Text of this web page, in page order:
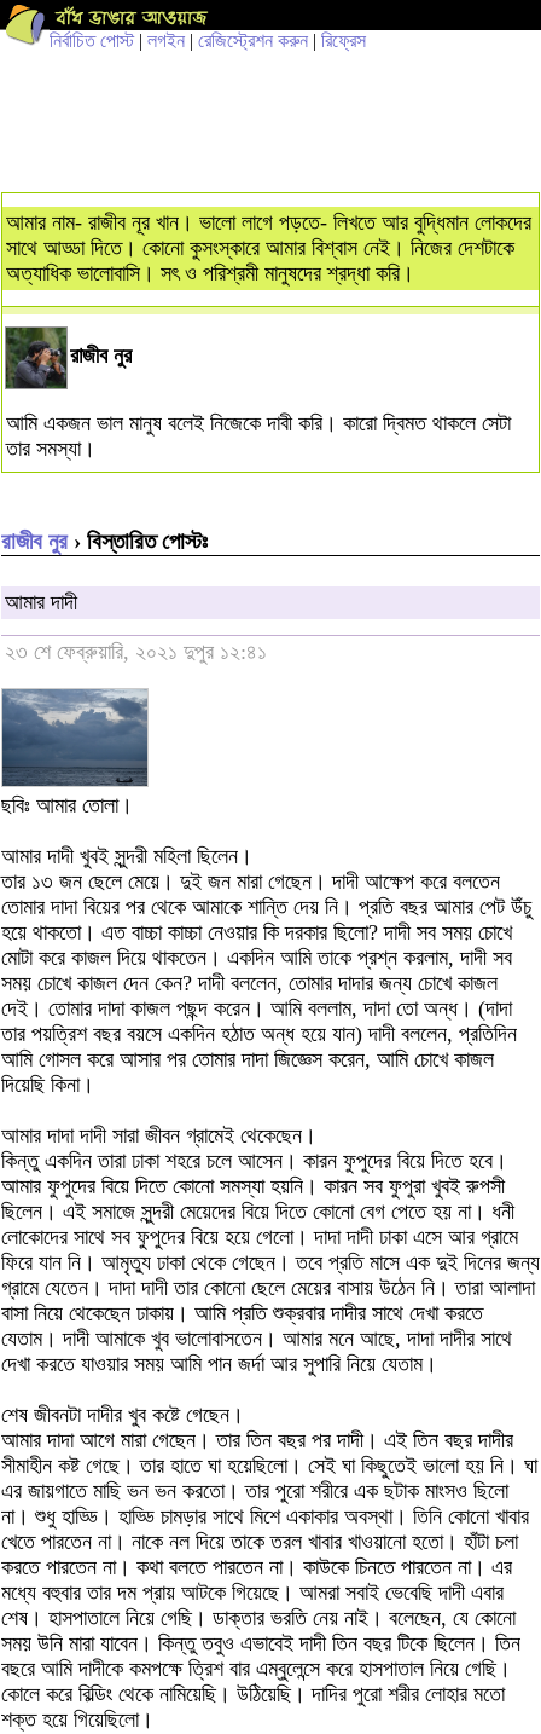
নির্বাচিত পোস্ট| লগইন | রেজিস্ট্রেশন করুন | রিফ্রেস
আমার নাম- রাজীব নূর খান। ভালো লাগে পড়তে- লিখতে আর বুদ্ধিমান লোকদের
সাথে আড্ডা দিতে। কোনো কুসংস্কারে আমার বিশ্বাস নেই। নিজের দেশটাকে
অত্যাধিক ভালোবাসি। সৎ ও পরিশ্রমী মানুষদের শ্রদ্ধা করি।
রাজীব নুর
আমি একজন ভাল মানুষ বলেই নিজেকে দাবী করি। কারো দ্বিমত থাকলে সেটা
তার সমস্যা।
রাজীব নুর› বিস্তারিত পোস্টঃ
আমার দাদী
২৩ শে ফেব্রুয়ারি, ২০২১ দুপুর ১২:৪১
ছবিঃ আমার তোলা।
আমার দাদী খুবই সুন্দরী মহিলা ছিলেন।
তার ১৩ জন ছেলে মেয়ে। দুই জন মারা গেছেন। দাদী আক্ষেপ করে বলতেন
তোমার দাদা বিয়ের পর থেকে আমাকে শান্তি দেয় নি। প্রতি বছর আমার পেট উঁচু
হয়ে থাকতো। এত বাচ্চা কাচ্চা নেওয়ার কি দরকার ছিলো? দাদী সব সময় চোখে
মোটা করে কাজল দিয়ে থাকতেন। একদিন আমি তাকে প্রশ্ন করলাম, দাদী সব
সময় চোখে কাজল দেন কেন? দাদী বললেন, তোমার দাদার জন্য চোখে কাজল
দেই। তোমার দাদা কাজল পছন্দ করেন। আমি বললাম, দাদা তো অন্ধ। (দাদা
তার পয়ত্রিশ বছর বয়সে একদিন হঠাত অন্ধ হয়ে যান) দাদী বললেন, প্রতিদিন
আমি গোসল করে আসার পর তোমার দাদা জিজ্ঞেস করেন, আমি চোখে কাজল
দিয়েছি কিনা।
আমার দাদা দাদী সারা জীবন গ্রামেই থেকেছেন।
কিন্তু একদিন তারা ঢাকা শহরে চলে আসেন। কারন ফুপুদের বিয়ে দিতে হবে।
আমার ফুপুদের বিয়ে দিতে কোনো সমস্যা হয়নি। কারন সব ফুপুরা খুবই রুপসী
ছিলেন। এই সমাজে সুন্দরী মেয়েদের বিয়ে দিতে কোনো বেগ পেতে হয় না। ধনী
লোকোদের সাথে সব ফুপুদের বিয়ে হয়ে গেলো। দাদা দাদী ঢাকা এসে আর গ্রামে
ফিরে যান নি। আমৃত্যু ঢাকা থেকে গেছেন। তবে প্রতি মাসে এক দুই দিনের জন্য
গ্রামে যেতেন। দাদা দাদী তার কোনো ছেলে মেয়ের বাসায় উঠেন নি। তারা আলাদা
বাসা নিয়ে থেকেছেন ঢাকায়। আমি প্রতি শুক্রবার দাদীর সাথে দেখা করতে
যেতাম। দাদী আমাকে খুব ভালোবাসতেন। আমার মনে আছে, দাদা দাদীর সাথে
দেখা করতে যাওয়ার সময় আমি পান জর্দা আর সুপারি নিয়ে যেতাম।
শেষ জীবনটা দাদীর খুব কষ্টে গেছেন।
আমার দাদা আগে মারা গেছেন। তার তিন বছর পর দাদী। এই তিন বছর দাদীর
সীমাহীন কষ্ট গেছে। তার হাতে ঘা হয়েছিলো। সেই ঘা কিছুতেই ভালো হয় নি। ঘা
এর জায়গাতে মাছি ভন ভন করতো। তার পুরো শরীরে এক ছটাক মাংসও ছিলো
না। শুধু হাড্ডি। হাড্ডি চামড়ার সাথে মিশে একাকার অবস্থা। তিনি কোনো খাবার
খেতে পারতেন না। নাকে নল দিয়ে তাকে তরল খাবার খাওয়ানো হতো। হাঁটা চলা
করতে পারতেন না। কথা বলতে পারতেন না। কাউকে চিনতে পারতেন না। এর
মধ্যে বহুবার তার দম প্রায় আটকে গিয়েছে। আমরা সবাই ভেবেছি দাদী এবার
শেষ। হাসপাতালে নিয়ে গেছি। ডাক্তার ভরতি নেয় নাই। বলেছেন, যে কোনো
সময় উনি মারা যাবেন। কিন্তু তবুও এভাবেই দাদী তিন বছর টিকে ছিলেন। তিন
বছরে আমি দাদীকে কমপক্ষে ত্রিশ বার এম্বুলেন্সে করে হাসপাতাল নিয়ে গেছি।
কোলে করে বিল্ডিং থেকে নামিয়েছি। উঠিয়েছি। দাদির পুরো শরীর লোহার মতো
শক্ত হয়ে গিয়েছিলো।